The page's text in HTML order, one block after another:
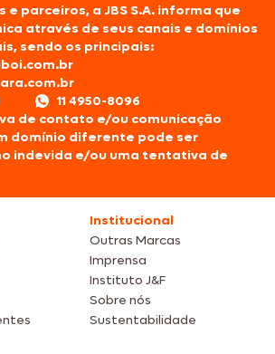
parceiros, a JBS S.A. informa que
através de seus canais e domínios
sendo os principais:
11 4950-8096
de contato e/ou comunicação
domínio diferente pode ser
indevida e/ou uma tentativa de
Institucional
Outras Marcas
Imprensa
Instituto J&F
Sobre nós
Sustentabilidade